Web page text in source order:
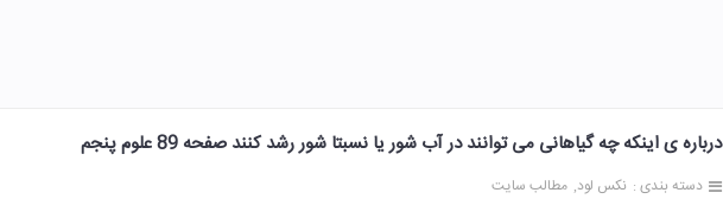
درباره ی اینکه چه گیاهانی می توانند در آب شور یا نسبتا شور رشد کنند صفحه 89 علوم پنجم
دسته بندی : نکس لود مطالب سایت